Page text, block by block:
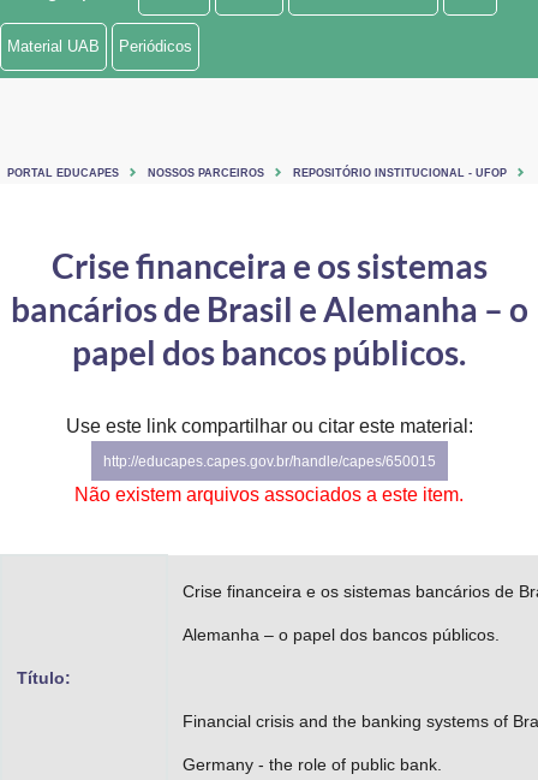
Ministério de Minas e Energia
Controladoria-Geral da União
Ministério da Mulher, da Família e dos Direitos Humanos
Secretaria de Governo
Gabinete de Segurança Institucional
Material UAB Periódicos
PORTAL EDUCAPES NOSSOS PARCEIROS REPOSITÓRIO INSTITUCIONAL - UFOP
Crise financeira e os sistemas
bancários de Brasil e Alemanha – o
papel dos bancos públicos.
Use este link compartilhar ou citar este material:
http://educapes.capes.gov.br/handle/capes/650015
Não existem arquivos associados a este item.
Título:
Crise financeira e os sistemas bancários de
Alemanha – o papel dos bancos públicos.
Financial crisis and the banking systems of
Germany - the role of public bank.